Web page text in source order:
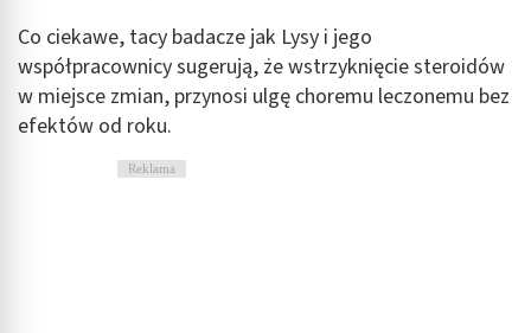
Co ciekawe, tacy badacze jak Lysy i jego
współpracownicy sugerują, że wstrzyknięcie steroidów
w miejsce zmian, przynosi ulgę choremu leczonemu bez
efektów od roku.
Reklama